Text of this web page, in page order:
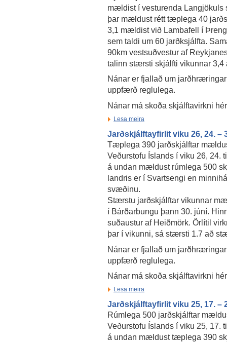
mældist í vesturenda Langjökuls
þar mældust rétt tæplega 40
3,1 mældist við Lambafell í
sem taldi um 60 jarðksjálfta.
90km vestsuðvestur af
talinn stærsti skjálfti vikunnar 3,4
Nánar er fjallað um
uppfærð reglulega.
Nánar má skoða skjálftavirkni
Lesa meira
Jarðskjálftayfirlit viku 26, 24. –
Tæplega 390 jarðskjálftar
Veðurstofu Íslands í viku 26, 24.
á undan mældust rúmlega 500
landris er í Svartsengi en
svæðinu.
Stærstu jarðskjálftar vikunnar
í Bárðarbungu þann 30. júní.
suðaustur af Heiðmörk. Örlítil
þar í vikunni, sá stærsti 1.7 að
Nánar er fjallað um
uppfærð reglulega.
Nánar má skoða skjálftavirkni
Lesa meira
Jarðskjálftayfirlit viku 25, 17. –
Rúmlega 500 jarðskjálftar
Veðurstofu Íslands í viku 25, 17.
á undan mældust tæplega 390